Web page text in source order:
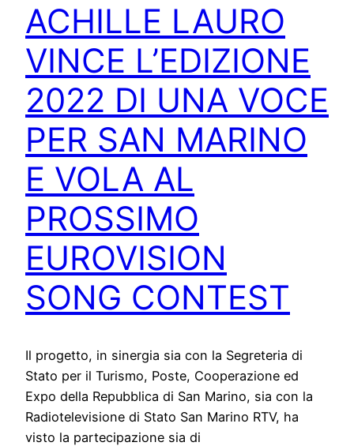
ACHILLE LAURO
VINCE L’EDIZIONE
2022 DI UNA VOCE
PER SAN MARINO
E VOLA AL
PROSSIMO
EUROVISION
SONG CONTEST
Il progetto, in sinergia sia con la Segreteria di
Stato per il Turismo, Poste, Cooperazione ed
Expo della Repubblica di San Marino, sia con la
Radiotelevisione di Stato San Marino RTV, ha
visto la partecipazione sia di